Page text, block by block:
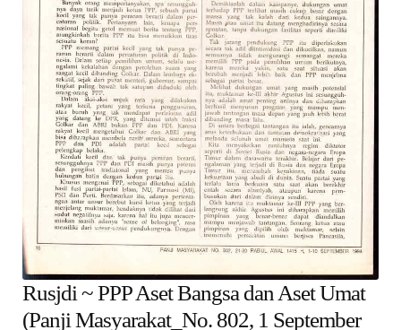
child
menu
Alamat
Rekening
Reseller
Rusjdi ~ PPP Aset Bangsa dan Aset Umat
(Panji Masyarakat_No. 802, 1 September